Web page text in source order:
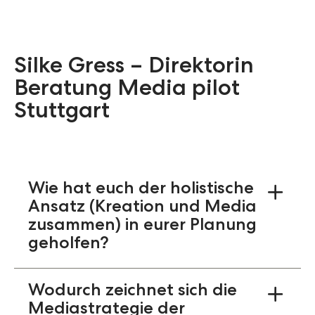
Silke Gress – Direktorin
Beratung Media pilot
Stuttgart
Wie hat euch der holistische
Ansatz (Kreation und Media
zusammen) in eurer Planung
geholfen?
Durch die neue Kreation wurde ein
einheitlicher Markenauftritt geschaffen, so
zahlt jede Produktkampagne auch
Wodurch zeichnet sich die
Mediastrategie der